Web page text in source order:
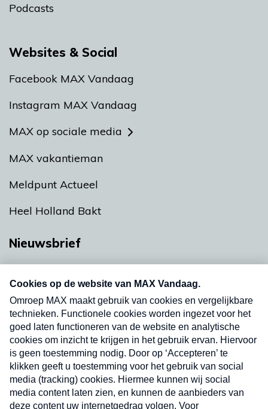
Podcasts
Websites & Social
Facebook MAX Vandaag
Instagram MAX Vandaag
MAX op sociale media
MAX vakantieman
Meldpunt Actueel
Heel Holland Bakt
Nieuwsbrief
nieuwsbrief. Elke vrijdag- en dinsdagochtend in
uw mailbox.
Verzend